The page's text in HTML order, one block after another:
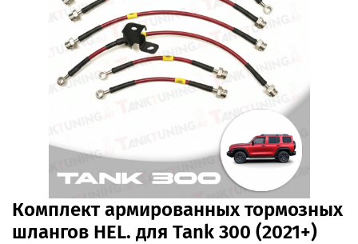
Комплект армированных тормозных
шлангов HEL. для Tank 300 (2021+)